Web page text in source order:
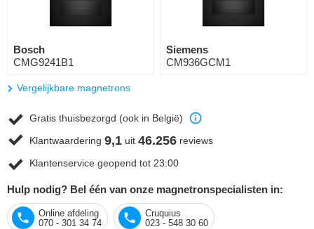
Bosch
CMG9241B1
Siemens
CM936GCM1
Vergelijkbare magnetrons
Gratis thuisbezorgd (ook in België)
Klantwaardering 9,1 uit 46.256 reviews
Klantenservice geopend tot 23:00
Hulp nodig? Bel één van onze magnetronspecialisten in:
Online afdeling
070 - 301 34 74
Cruquius
023 - 548 30 60